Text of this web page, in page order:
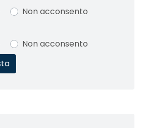
Non acconsento
Non acconsento